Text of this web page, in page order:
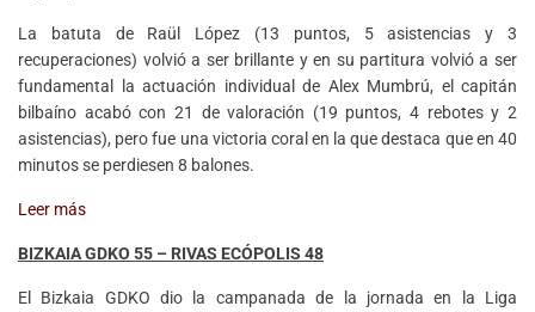
La batuta de Raül López (13 puntos, 5 asistencias y 3
recuperaciones) volvió a ser brillante y en su partitura volvió a ser
fundamental la actuación individual de Alex Mumbrú, el capitán
bilbaíno acabó con 21 de valoración (19 puntos, 4 rebotes y 2
asistencias), pero fue una victoria coral en la que destaca que en 40
minutos se perdiesen 8 balones.
Leer más
BIZKAIA GDKO 55 – RIVAS ECÓPOLIS 48
El Bizkaia GDKO dio la campanada de la jornada en la Liga